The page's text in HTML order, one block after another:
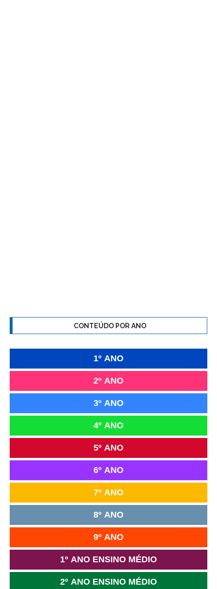
CONTEÚDO POR ANO
1º ANO
2º ANO
3º ANO
4º ANO
5º ANO
6º ANO
7º ANO
8º ANO
9º ANO
1º ANO ENSINO MÉDIO
2º ANO ENSINO MÉDIO